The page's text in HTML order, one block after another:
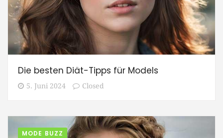
Die besten Diät-Tipps für Models
5. Juni 2024 Closed
MODE BUZZ